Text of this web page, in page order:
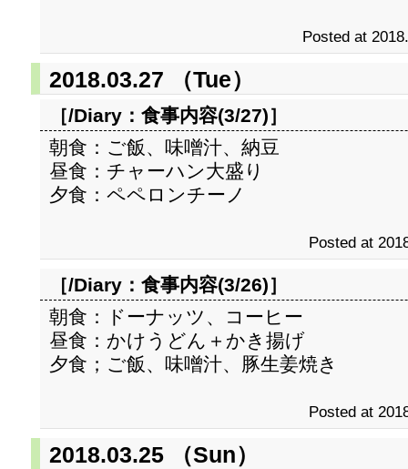
Posted at
2018.03.27 （Tue）
［/Diary： 食事内容(3/27)］
朝食：ご飯、味噌汁、納豆
昼食：チャーハン大盛り
夕食：ペペロンチーノ
Posted at
［/Diary： 食事内容(3/26)］
朝食：ドーナッツ、コーヒー
昼食：かけうどん＋かき揚げ
夕食；ご飯、味噌汁、豚生姜焼き
Posted at
2018.03.25 （Sun）